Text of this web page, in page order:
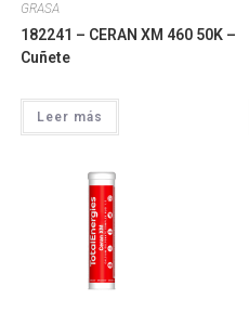
GRASA
182241 – CERAN XM 460 50K –
Cuñete
Leer más